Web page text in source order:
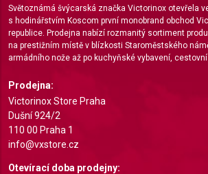
Světoznámá švýcarská značka Victorinox otevřela
s hodinářstvím Koscom první monobrand obchod
republice. Prodejna nabízí rozmanitý sortiment
na prestižním místě v blízkosti Staroměstského
armádního nože až po kuchyňské vybavení,
Prodejna:
Victorinox Store Praha
Dušní 924/2
110 00 Praha 1
info@vxstore.cz
Otevírací doba prodejny:
Measure content performance
Understand audiences through
combinations of data from different
Develop and improve services
Use limited data to select content
IAB Special Features:
Use precise geolocation data